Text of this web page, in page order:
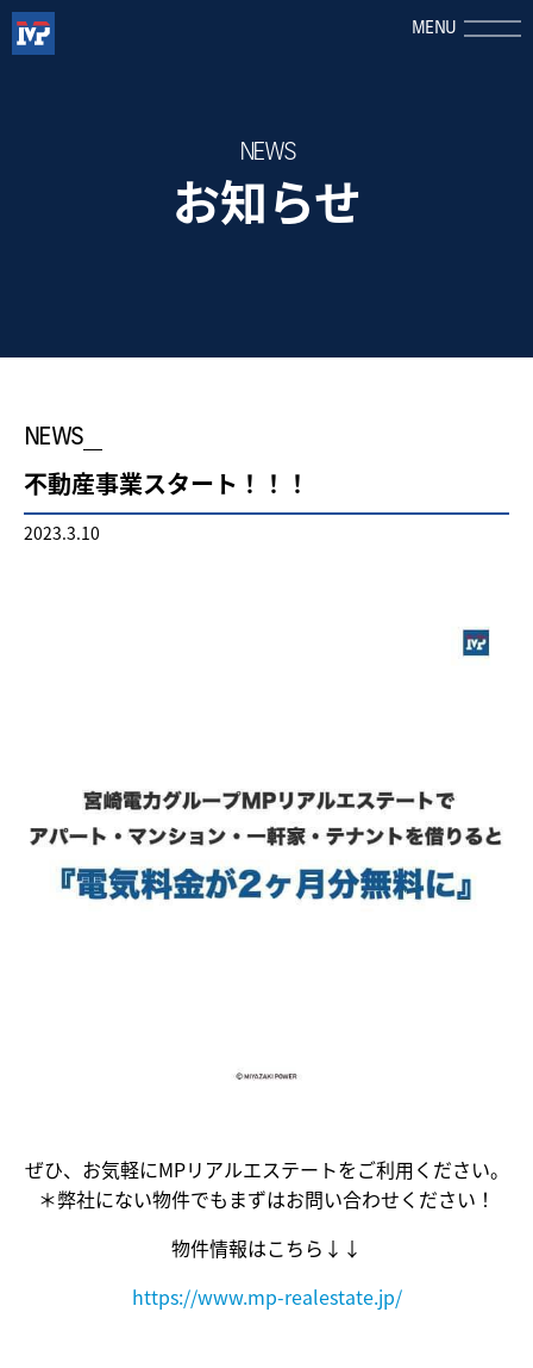
MENU
NEWS
お知らせ
NEWS
不動産事業スタート！！！
2023.3.10
ぜひ、お気軽にMPリアルエステートをご利用ください。
＊弊社にない物件でもまずはお問い合わせください！
物件情報はこちら↓↓
https://www.mp-realestate.jp/